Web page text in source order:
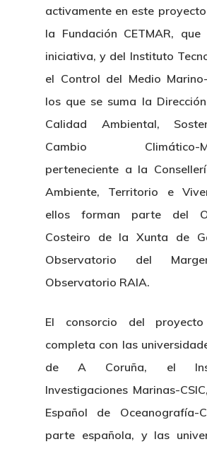
activamente en este
la Fundación CETMAR,
iniciativa, y del Instituto
el Control del Medio
los que se suma la
Calidad Ambiental,
Cambio Climático-
perteneciente a la
Ambiente, Territorio e
ellos forman parte del
Costeiro de la Xunta de
Observatorio del
Observatorio RAIA.
El consorcio del
completa con las
de A Coruña, el
Investigaciones Marinas-
Español de Oceanografía-
parte española, y las